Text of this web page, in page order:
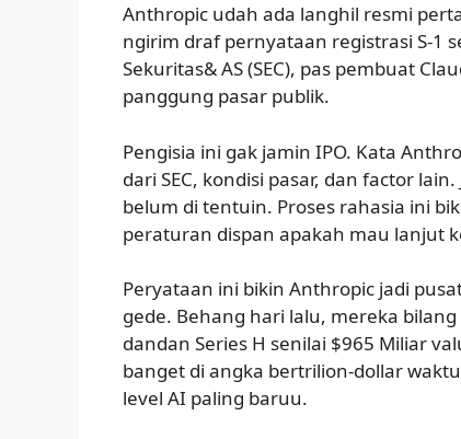
Anthropic udah ada langhil resmi
ngirim draf pernyataan registrasi S-1
Sekuritas& AS (SEC), pas pembuat
panggung pasar publik.
Pengisia ini gak jamin IPO. Kata
dari SEC, kondisi pasar, dan factor
belum di tentuin. Proses rahasia ini
peraturan dispan apakah mau lanjut
Peryataan ini bikin Anthropic jadi
gede. Behang hari lalu, mereka
dandan Series H senilai $965 Miliar
banget di angka bertrilion-dollar
level AI paling baruu.